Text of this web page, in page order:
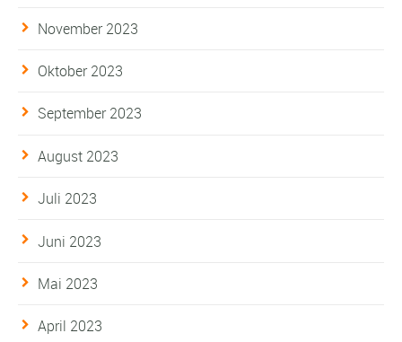
November 2023
Oktober 2023
September 2023
August 2023
Juli 2023
Juni 2023
Mai 2023
April 2023